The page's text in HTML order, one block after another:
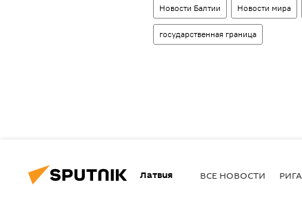
Новости Балтии Новости мира
государственная граница
Латвия ВСЕ НОВОСТИ РИГА